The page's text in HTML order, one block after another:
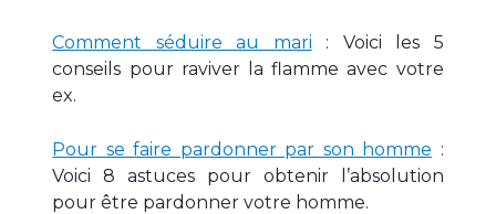
Comment séduire au mari : Voici les 5
conseils pour raviver la flamme avec votre
ex.
Pour se faire pardonner par son homme :
Voici 8 astuces pour obtenir l’absolution
pour être pardonner votre homme.